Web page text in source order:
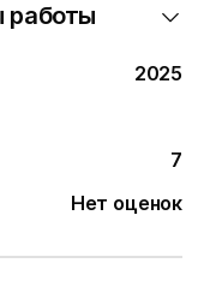
работы
2025
7
Нет оценок